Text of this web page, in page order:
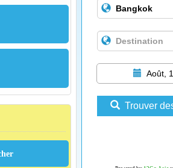
Août,
Trouver